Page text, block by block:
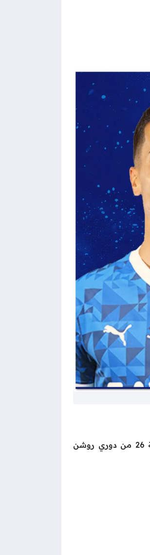
يترقب عشاق الكرة السعودية مباراة الهلال ضد النصر في ديربي الرياض، وهي التي تجمع بينهما ضمن منافسات الجولة 26 من دوري روشن